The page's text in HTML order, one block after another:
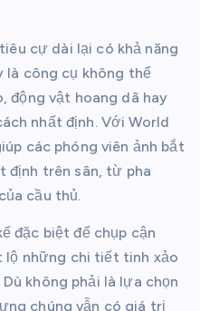
cự dài lại có khả năng
là công cụ không thể
động vật hoang dã hay
nhất định. Với World
các phóng viên ảnh bắt
định trên sân, từ pha
cầu thủ.
đặc biệt để chụp cận
lộ những chi tiết tinh xảo
không phải là lựa chọn
chúng vẫn có giá trị